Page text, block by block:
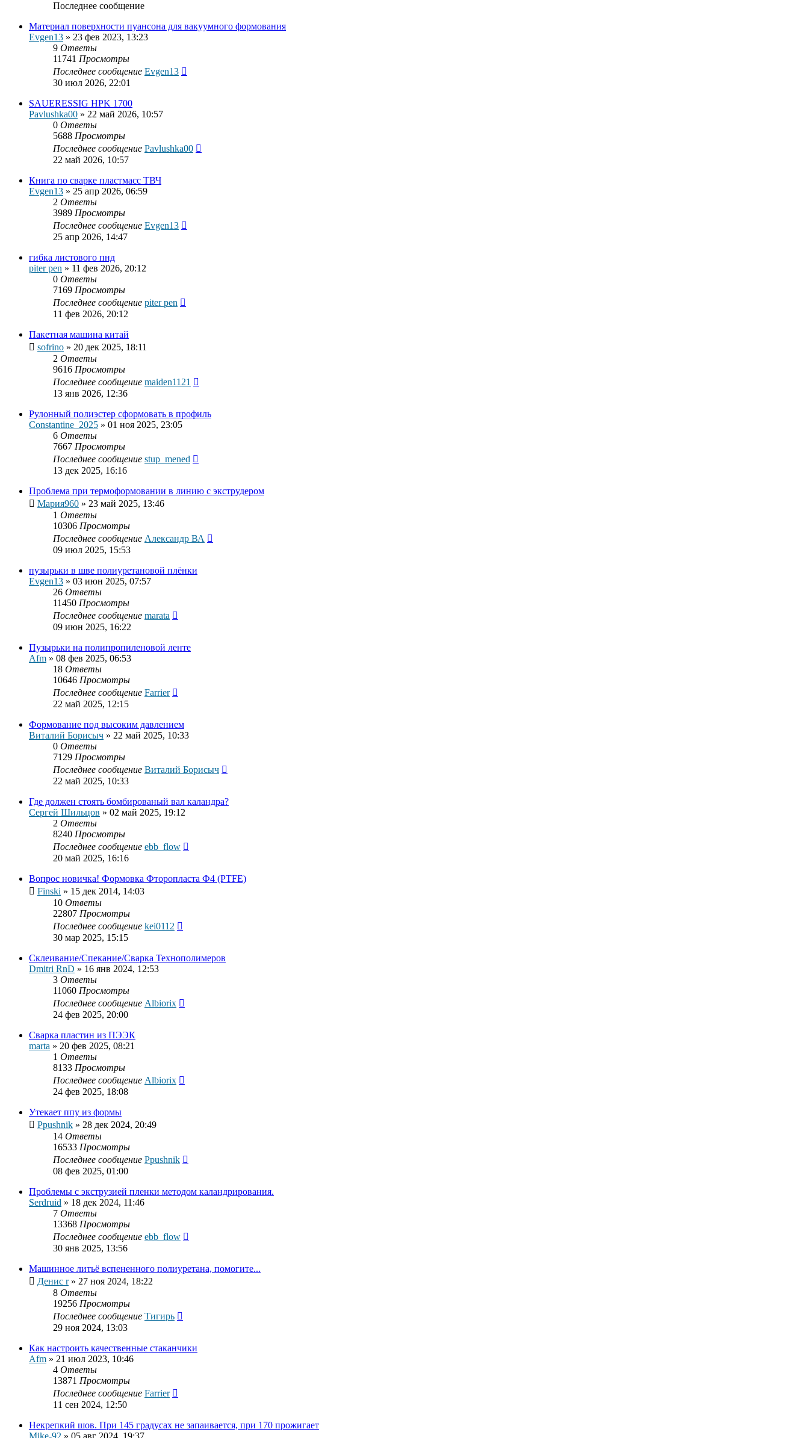
Последнее сообщение
Материал поверхности пуансона для вакуумного формования
Evgen13 » 23 фев 2023, 13:23
9 Ответы
11741 Просмотры
Последнее сообщение Evgen13
30 июл 2026, 22:01
SAUERESSIG HPK 1700
Pavlushka00 » 22 май 2026, 10:57
0 Ответы
5688 Просмотры
Последнее сообщение Pavlushka00
22 май 2026, 10:57
Книга по сварке пластмасс ТВЧ
Evgen13 » 25 апр 2026, 06:59
2 Ответы
3989 Просмотры
Последнее сообщение Evgen13
25 апр 2026, 14:47
гибка листового пнд
piter pen » 11 фев 2026, 20:12
0 Ответы
7169 Просмотры
Последнее сообщение piter pen
11 фев 2026, 20:12
Пакетная машина китай
sofrino » 20 дек 2025, 18:11
2 Ответы
9616 Просмотры
Последнее сообщение maiden1121
13 янв 2026, 12:36
Рулонный полиэстер сформовать в профиль
Constantine_2025 » 01 ноя 2025, 23:05
6 Ответы
7667 Просмотры
Последнее сообщение stup_mened
13 дек 2025, 16:16
Проблема при термоформовании в линию с экструдером
Мария960 » 23 май 2025, 13:46
1 Ответы
10306 Просмотры
Последнее сообщение Александр ВА
09 июл 2025, 15:53
пузырьки в шве полиуретановой плёнки
Evgen13 » 03 июн 2025, 07:57
26 Ответы
11450 Просмотры
Последнее сообщение marata
09 июн 2025, 16:22
Пузырьки на полипропиленовой ленте
Afm » 08 фев 2025, 06:53
18 Ответы
10646 Просмотры
Последнее сообщение Farrier
22 май 2025, 12:15
Формование под высоким давлением
Виталий Борисыч » 22 май 2025, 10:33
0 Ответы
7129 Просмотры
Последнее сообщение Виталий Борисыч
22 май 2025, 10:33
Где должен стоять бомбированый вал каландра?
Сергей Шильцов » 02 май 2025, 19:12
2 Ответы
8240 Просмотры
Последнее сообщение ebb_flow
20 май 2025, 16:16
Вопрос новичка! Формовка Фторопласта Ф4 (PTFE)
Finski » 15 дек 2014, 14:03
10 Ответы
22807 Просмотры
Последнее сообщение kei0112
30 мар 2025, 15:15
Склеивание/Спекание/Сварка Технополимеров
Dmitri RnD » 16 янв 2024, 12:53
3 Ответы
11060 Просмотры
Последнее сообщение Albiorix
24 фев 2025, 20:00
Сварка пластин из ПЭЭК
marta » 20 фев 2025, 08:21
1 Ответы
8133 Просмотры
Последнее сообщение Albiorix
24 фев 2025, 18:08
Утекает ппу из формы
Ppushnik » 28 дек 2024, 20:49
14 Ответы
16533 Просмотры
Последнее сообщение Ppushnik
08 фев 2025, 01:00
Проблемы с экструзией пленки методом каландрирования.
Serdruid » 18 дек 2024, 11:46
7 Ответы
13368 Просмотры
Последнее сообщение ebb_flow
30 янв 2025, 13:56
Машинное литьё вспененного полиуретана, помогите...
Денис r» 27 ноя 2024, 18:22
8 Ответы
19256 Просмотры
Последнее сообщение Тигирь
29 ноя 2024, 13:03
Как настроить качественные стаканчики
Afm » 21 июл 2023, 10:46
4 Ответы
13871 Просмотры
Последнее сообщение Farrier
11 сен 2024, 12:50
Некрепкий шов. При 145 градусах не запаивается, при 170 прожигает